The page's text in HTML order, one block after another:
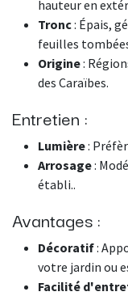
hauteur en
Tronc: Épais,
feuilles
Origine:
des Caraïbes.
Entretien :
Lumière:
Arrosage:
établi..
Avantages :
Décoratif:
votre jardin ou
Facilité